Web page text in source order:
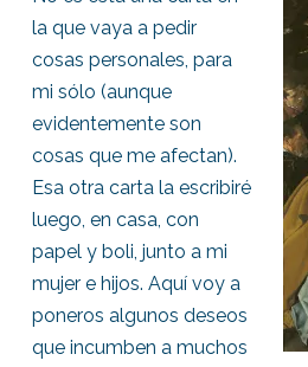
la que vaya a pedir
cosas personales, para
mi sólo (aunque
evidentemente son
cosas que me afectan).
Esa otra carta la escribiré
luego, en casa, con
papel y boli, junto a mi
mujer e hijos. Aquí voy a
poneros algunos deseos
que incumben a muchos